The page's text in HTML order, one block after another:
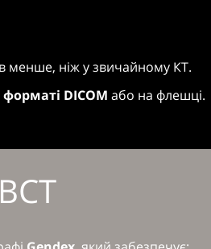
менше, ніж у звичайному КТ.
DICOM або на флешці.